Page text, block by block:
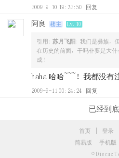
2009-9-10 19:32:50 回复
阿良 楼主 Lv.10
引用: 苏月飞阳 : 我们是彝族，
在历史的前面，干吗非要是大
成！
haha 哈哈~~~！我都没有
2009-9-11 00:24:24 回复
已经到
首页 登录
简易版
手机版
© Discuz